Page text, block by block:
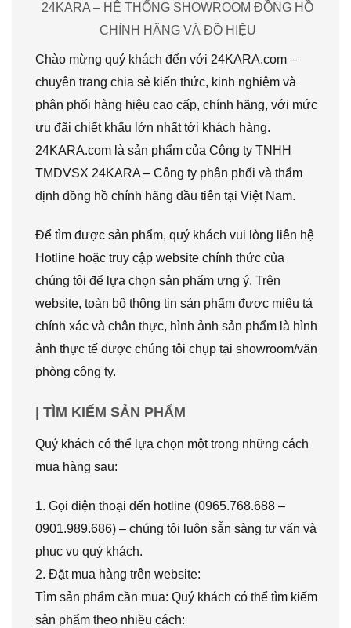
24KARA – HỆ THỐNG SHOWROOM ĐỒNG HỒ
CHÍNH HÃNG VÀ ĐỒ HIỆU
Chào mừng quý khách đến với 24KARA.com –
chuyên trang chia sẻ kiến thức, kinh nghiệm và
phân phối hàng hiệu cao cấp, chính hãng, với mức
ưu đãi chiết khấu lớn nhất tới khách hàng.
24KARA.com là sản phẩm của Công ty TNHH
TMDVSX 24KARA – Công ty phân phối và thẩm
định đồng hồ chính hãng đầu tiên tại Việt Nam.
Để tìm được sản phẩm, quý khách vui lòng liên hệ
Hotline hoặc truy cập website chính thức của
chúng tôi để lựa chọn sản phẩm ưng ý. Trên
website, toàn bộ thông tin sản phẩm được miêu tả
chính xác và chân thực, hình ảnh sản phẩm là hình
ảnh thực tế được chúng tôi chụp tại showroom/văn
phòng công ty.
| TÌM KIẾM SẢN PHẨM
Quý khách có thể lựa chọn một trong những cách
mua hàng sau:
1. Gọi điện thoại đến hotline (0965.768.688 –
0901.989.686) – chúng tôi luôn sẵn sàng tư vấn và
phục vụ quý khách.
2. Đặt mua hàng trên website:
Tìm sản phẩm cần mua: Quý khách có thể tìm kiếm
sản phẩm theo nhiều cách: